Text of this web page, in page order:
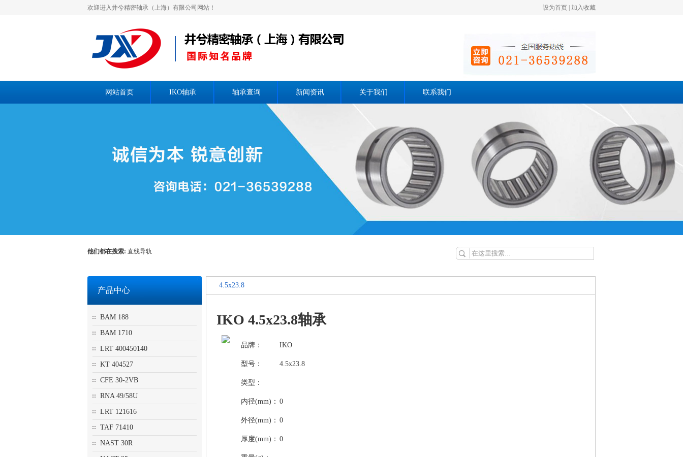
欢迎进入井兮精密轴承（上海）有限公司网站！ 设为首页 加入收藏
网站首页 IKO轴承 轴承查询 新闻资讯 关于我们 联系我们
他们都在搜索: 直线导轨
产品中心
BAM 188
BAM 1710
LRT 400450140
KT 404527
CFE 30-2VB
RNA 49/58U
LRT 121616
TAF 71410
NAST 30R
4.5x23.8
IKO 4.5x23.8轴承
品牌： IKO
型号： 4.5x23.8
类型：
内径(mm)： 0
外径(mm)： 0
厚度(mm)： 0